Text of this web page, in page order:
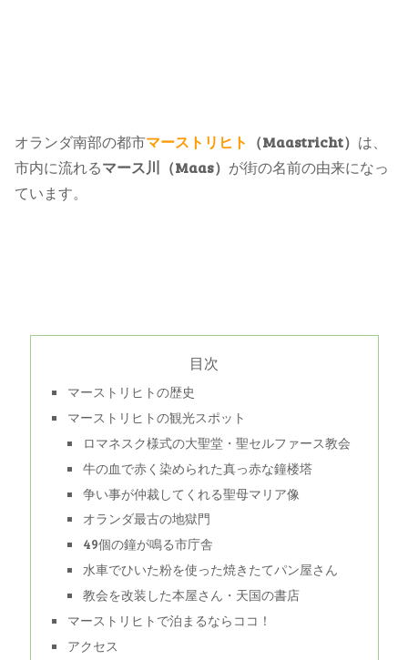
オランダ南部の都市マーストリヒト （Maastricht） は、
市内に流れるマース川（Maas） が街の名前の由来になっ
ています。
目次
マーストリヒトの歴史
マーストリヒトの観光スポット
ロマネスク様式の大聖堂・聖セルファース教会
牛の血で赤く染められた真っ赤な鐘楼塔
争い事が仲裁してくれる聖母マリア像
オランダ最古の地獄門
49個の鐘が鳴る市庁舎
水車でひいた粉を使った焼きたてパン屋さん
教会を改装した本屋さん・天国の書店
マーストリヒトで泊まるならココ！
アクセス